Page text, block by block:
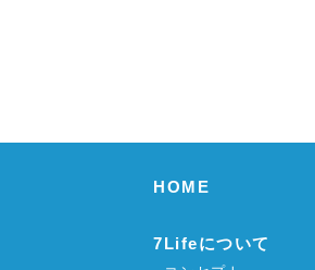
HOME
7Lifeについて